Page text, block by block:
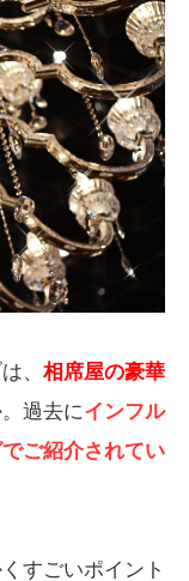
、 相席屋の豪華
過去にインフル
ご紹介されてい
すごいポイント